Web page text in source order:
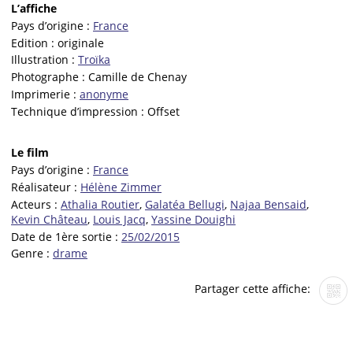
L’affiche
Pays d’origine : France
Edition : originale
Illustration : Troïka
Photographe : Camille de Chenay
Imprimerie : anonyme
Technique d’impression : Offset
Le film
Pays d’origine : France
Réalisateur : Hélène Zimmer
Acteurs : Athalia Routier, Galatéa Bellugi, Najaa Bensaid,
Kevin Château, Louis Jacq, Yassine Douighi
Date de 1ère sortie : 25/02/2015
Genre : drame
Partager cette affiche: